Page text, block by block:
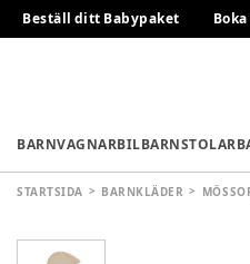
Beställ ditt Babypaket
BARNVAGNARBILBARNSTOLAR
STARTSIDA BARNKLÄDER